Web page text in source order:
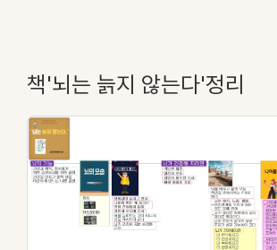
로그인
수강 신청
책'뇌는 늙지 않는다'정리